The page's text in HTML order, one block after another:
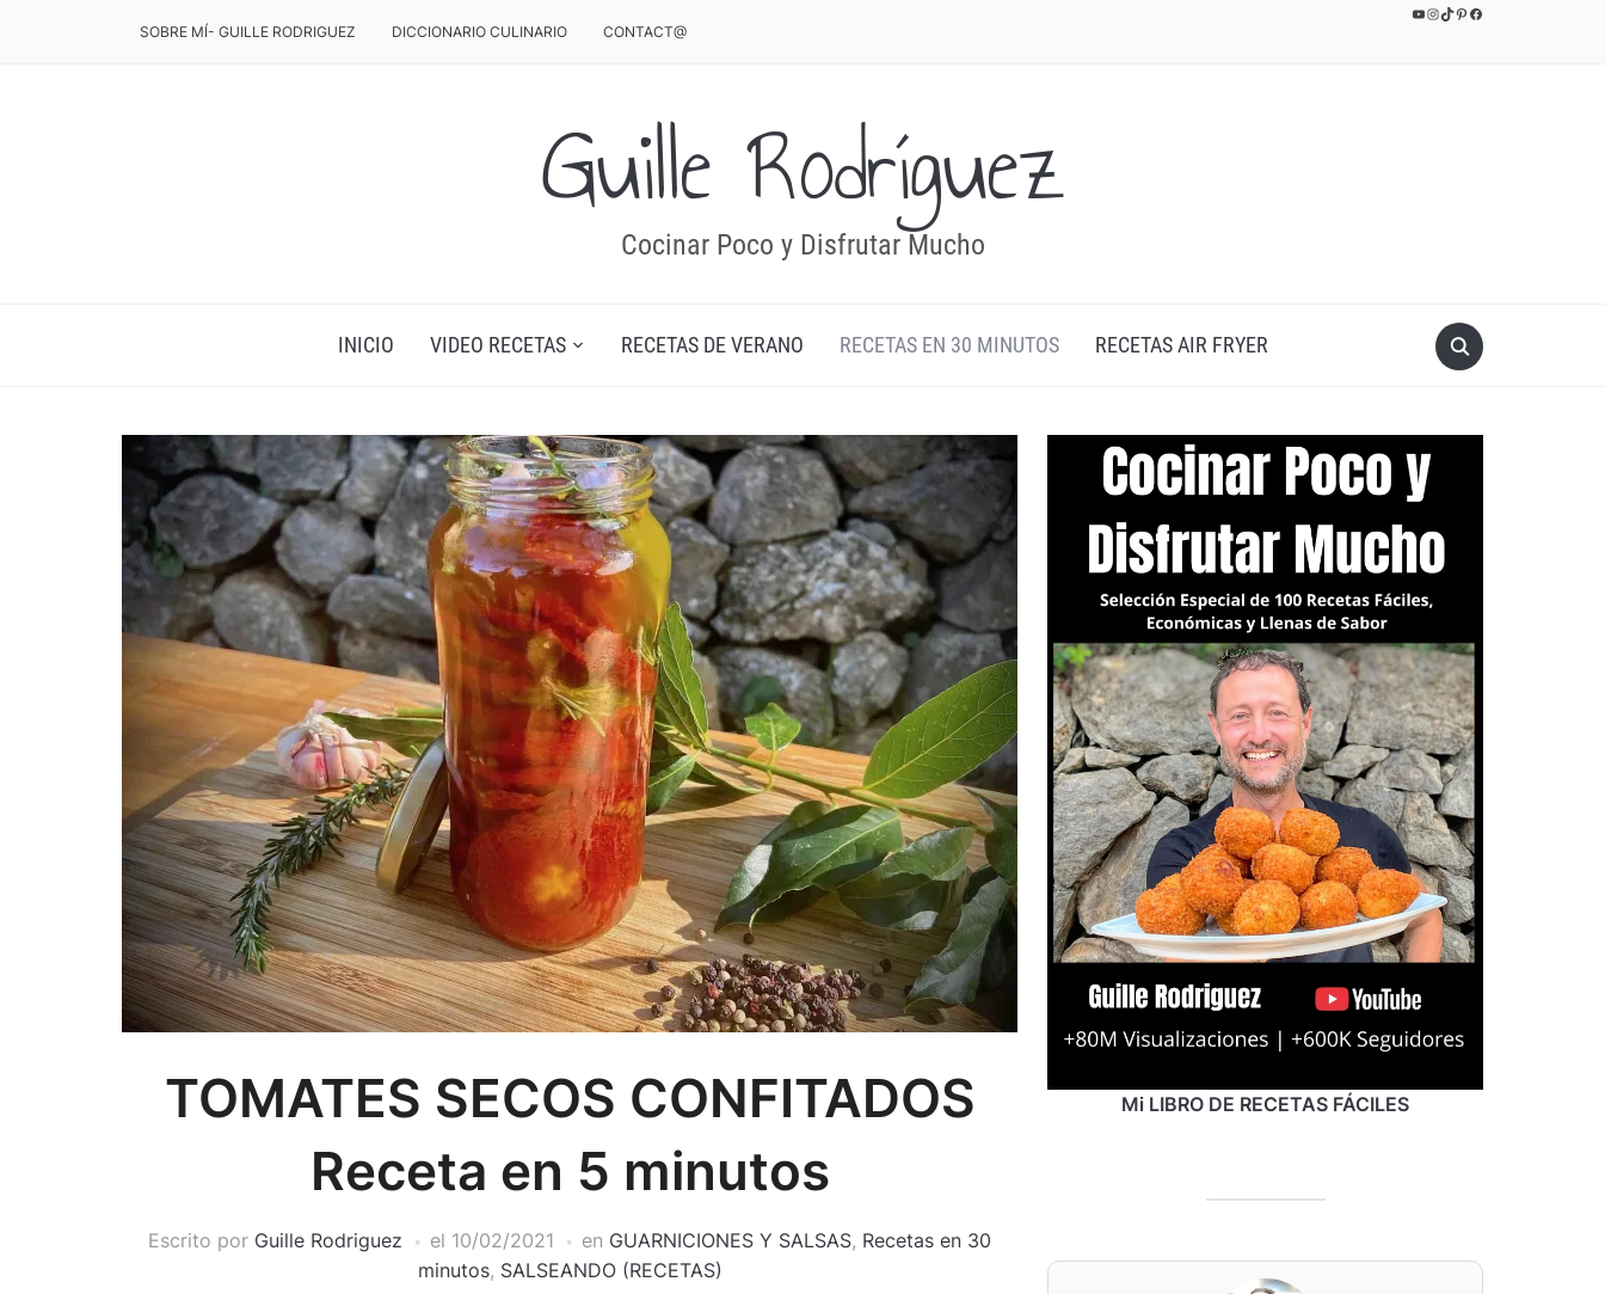
YouTube
Instagram
TikTok
Pinterest
Facebook
SOBRE MÍ- GUILLE RODRIGUEZ DICCIONARIO CULINARIO CONTACT@
Guille Rodríguez
Cocinar Poco y Disfrutar Mucho
INICIO VIDEO RECETAS RECETAS DE VERANO RECETAS EN 30 MINUTOS RECETAS AIR FRYER
TOMATES SECOS CONFITADOS
Receta en 5 minutos
Escrito por Guille Rodriguez el 10/02/2021 en GUARNICIONES Y SALSAS, Recetas en 30
minutos, SALSEANDO (RECETAS)
Mi LIBRO DE RECETAS FÁCILES